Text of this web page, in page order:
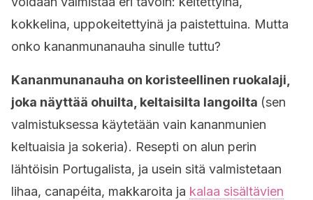
kokkelina, uppokeitettyinä ja paistettuina. Mutta
onko kananmunanauha sinulle tuttu?
Kananmunanauha on koristeellinen ruokalaji,
joka näyttää ohuilta, keltaisilta langoilta (sen
valmistuksessa käytetään vain kananmunien
keltuaisia ja sokeria). Resepti on alun perin
lähtöisin Portugalista, ja usein sitä valmistetaan
lihaa, canapéita, makkaroita ja kalaa sisältävien